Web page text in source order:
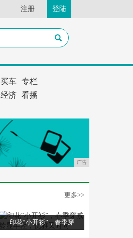
注册 登陆
买车 专栏
经济 看播
广告
更多>>
印花“小开衫”，春季穿